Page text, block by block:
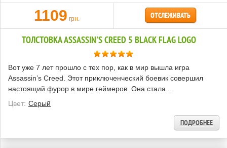
1109 грн. ОТСЛЕЖИВАТЬ
ТОЛСТОВКА ASSASSIN'S CREED 5 BLACK FLAG LOGO
Вот уже 7 лет прошло с тех пор, как в мир вышла игра
Assassin’s Creed. Этот приключенческий боевик совершил
настоящий фурор в мире геймеров. Она стала...
Цвет: Серый
ПОДРОБНЕЕ